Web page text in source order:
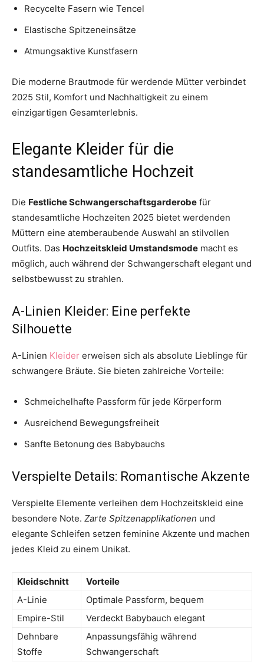
Recycelte Fasern wie Tencel
Elastische Spitzeneinsätze
Atmungsaktive Kunstfasern
Die moderne Brautmode für werdende Mütter verbindet
2025 Stil, Komfort und Nachhaltigkeit zu einem
einzigartigen Gesamterlebnis.
Elegante Kleider für die
standesamtliche Hochzeit
Die Festliche Schwangerschaftsgarderobe für
standesamtliche Hochzeiten 2025 bietet werdenden
Müttern eine atemberaubende Auswahl an stilvollen
Outfits. Das Hochzeitskleid Umstandsmode macht es
möglich, auch während der Schwangerschaft elegant und
selbstbewusst zu strahlen.
A-Linien Kleider: Eine perfekte
Silhouette
A-Linien Kleider erweisen sich als absolute Lieblinge für
schwangere Bräute. Sie bieten zahlreiche Vorteile:
Schmeichelhafte Passform für jede Körperform
Ausreichend Bewegungsfreiheit
Sanfte Betonung des Babybauchs
Verspielte Details: Romantische Akzente
Verspielte Elemente verleihen dem Hochzeitskleid eine
besondere Note. Zarte Spitzenapplikationen und
elegante Schleifen setzen feminine Akzente und machen
jedes Kleid zu einem Unikat.
Kleidschnitt
Vorteile
A-Linie
Optimale Passform, bequem
Empire-Stil
Verdeckt Babybauch elegant
Dehnbare
Stoffe
Anpassungsfähig während
Schwangerschaft